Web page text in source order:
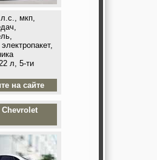
мкп,
л, 5-ти
на сайте
Chevrolet